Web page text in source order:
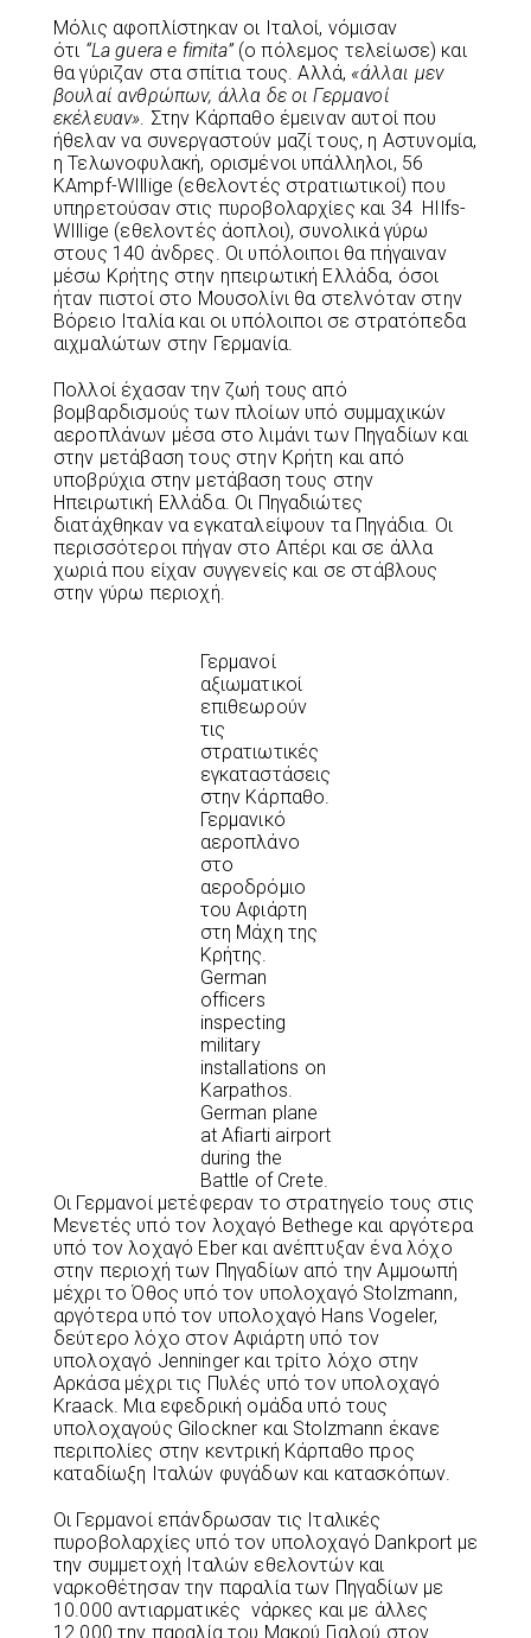
Μόλις αφοπλίστηκαν οι Ιταλοί, νόμισαν
ότι “La guera e fimita”(ο πόλεμος τελείωσε) και
θα γύριζαν στα σπίτια τους. Αλλά, «άλλαι μεν
βουλαί ανθρώπων, άλλα δε οι Γερμανοί
εκέλευαν». Στην Κάρπαθο έμειναν αυτοί που
ήθελαν να συνεργαστούν μαζί τους, η Αστυνομία,
η Τελωνοφυλακή, ορισμένοι υπάλληλοι, 56
KAmpf-WIllige (εθελοντές στρατιωτικοί) που
υπηρετούσαν στις πυροβολαρχίες και 34 HIlfs-
WIllige (εθελοντές άοπλοι), συνολικά γύρω
στους 140 άνδρες. Οι υπόλοιποι θα πήγαιναν
μέσω Κρήτης στην ηπειρωτική Ελλάδα, όσοι
ήταν πιστοί στο Μουσολίνι θα στελνόταν στην
Βόρειο Ιταλία και οι υπόλοιποι σε στρατόπεδα
αιχμαλώτων στην Γερμανία.
Πολλοί έχασαν την ζωή τους από
βομβαρδισμούς των πλοίων υπό συμμαχικών
αεροπλάνων μέσα στο λιμάνι των Πηγαδίων και
στην μετάβαση τους στην Κρήτη και από
υποβρύχια στην μετάβαση τους στην
Ηπειρωτική Ελλάδα. Οι Πηγαδιώτες
διατάχθηκαν να εγκαταλείψουν τα Πηγάδια. Οι
περισσότεροι πήγαν στο Απέρι και σε άλλα
χωριά που είχαν συγγενείς και σε στάβλους
στην γύρω περιοχή.
Γερμανοί
αξιωματικοί
επιθεωρούν
τις
στρατιωτικές
εγκαταστάσεις
στην Κάρπαθο.
Γερμανικό
αεροπλάνο
στο
αεροδρόμιο
του Αφιάρτη
στη Μάχη της
Κρήτης.
German
officers
inspecting
military
installations on
Karpathos.
German plane
at Afiarti airport
during the
Battle of Crete.
Οι Γερμανοί μετέφεραν το στρατηγείο τους στις
Μενετές υπό τον λοχαγό Bethege και αργότερα
υπό τον λοχαγό Eber και ανέπτυξαν ένα λόχο
στην περιοχή των Πηγαδίων από την Αμμοωπή
μέχρι το Όθος υπό τον υπολοχαγό Stolzmann,
αργότερα υπό τον υπολοχαγό Hans Vogeler,
δεύτερο λόχο στον Αφιάρτη υπό τον
υπολοχαγό Jenninger και τρίτο λόχο στην
Αρκάσα μέχρι τις Πυλές υπό τον υπολοχαγό
Kraack. Μια εφεδρική ομάδα υπό τους
υπολοχαγούς Gilockner και Stolzmann έκανε
περιπολίες στην κεντρική Κάρπαθο προς
καταδίωξη Ιταλών φυγάδων και κατασκόπων.
Οι Γερμανοί επάνδρωσαν τις Ιταλικές
πυροβολαρχίες υπό τον υπολοχαγό Dankport με
την συμμετοχή Ιταλών εθελοντών και
ναρκοθέτησαν την παραλία των Πηγαδίων με
10.000 αντιαρματικές νάρκες και με άλλες
12.000 την παραλία του Μακρύ Γιαλού στον